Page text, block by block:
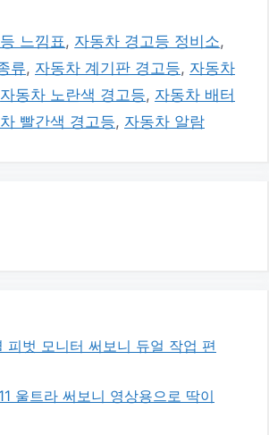
느낌표 , 자동차 경고등 정비소,
류, 자동차 계기판 경고등, 자동차
자동차 노란색 경고등, 자동차 배터
빨간색 경고등, 자동차 알람
피벗 모니터 써보니 듀얼 작업 편
울트라 써보니 영상용으로 딱이